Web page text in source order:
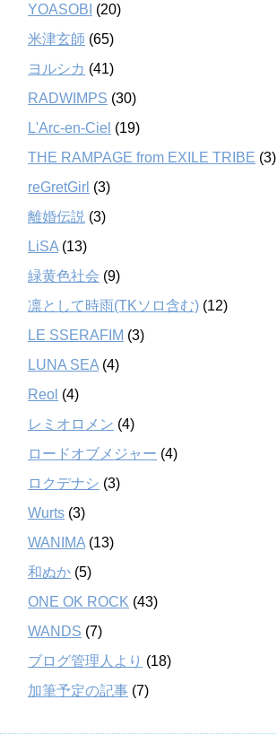
YOASOBI (20)
米津玄師 (65)
ヨルシカ (41)
RADWIMPS (30)
L'Arc-en-Ciel (19)
THE RAMPAGE from EXILE TRIBE (3)
reGretGirl (3)
離婚伝説 (3)
LiSA (13)
緑黄色社会 (9)
凛として時雨(TKソロ含む) (12)
LE SSERAFIM (3)
LUNA SEA (4)
Reol (4)
レミオロメン (4)
ロードオブメジャー (4)
ロクデナシ (3)
Wurts (3)
WANIMA (13)
和ぬか (5)
ONE OK ROCK (43)
WANDS (7)
ブログ管理人より (18)
加筆予定の記事 (7)